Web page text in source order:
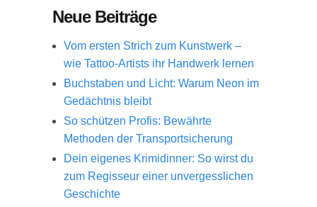
Neue Beiträge
Vom ersten Strich zum Kunstwerk –
wie Tattoo-Artists ihr Handwerk lernen
Buchstaben und Licht: Warum Neon im
Gedächtnis bleibt
So schützen Profis: Bewährte
Methoden der Transportsicherung
Dein eigenes Krimidinner: So wirst du
zum Regisseur einer unvergesslichen
Geschichte